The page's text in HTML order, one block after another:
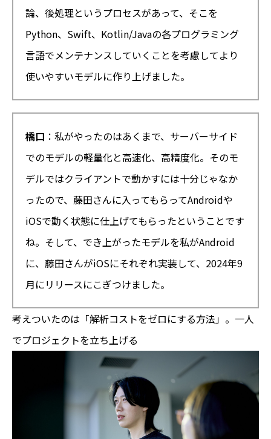
論、後処理というプロセスがあって、そこを
Python、Swift、Kotlin/Javaの各プログラミング
言語でメンテナンスしていくことを考慮してより
使いやすいモデルに作り上げました。
橋口 ：私がやったのはあくまで、サーバーサイド
でのモデルの軽量化と高速化、高精度化。そのモ
デルではクライアントで動かすには十分じゃなか
ったので、藤田さんに入ってもらってAndroidや
iOSで動く状態に仕上げてもらったということです
ね。そして、でき上がったモデルを私がAndroid
に、藤田さんがiOSにそれぞれ実装して、2024年9
月にリリースにこぎつけました。
考えついたのは「解析コストをゼロにする方法」。一人
でプロジェクトを立ち上げる